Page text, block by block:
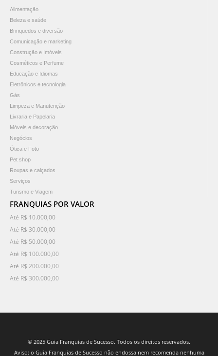
Alimentação
Beleza e saúde
Brinquedos e diversão
Comunicação e marketing
Construção e Imóveis
Cosméticos e Perfume
Educação e Idiomas
Eletrônicos e tecnologia
Gás
Limpeza e Manutenção
Livraria e Papelaria
Móveis e decoração
Negócios
Ótica e Foto
Pet shop
Roupas e calçados
Serviços
Turismo e Viagem
FRANQUIAS POR VALOR
Até R$ 10.000,00
Até R$ 30.000,00
Até R$ 50.000,00
Até R$ 100.000,00
Até R$ 200.000,00
Até R$ 300.000,00
© 2025 Guia Franquias de Sucesso. Todos os direitos reservados.
Aviso: o Guia Franquias de Sucesso não endossa nem recomenda nenhuma